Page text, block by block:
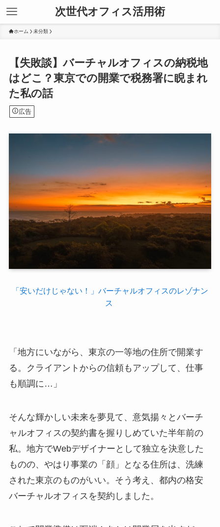
次世代オフィス活用術
ホーム 未分類
【失敗談】バーチャルオフィスの納税地
はどこ？東京での開業で税務署に睨まれ
た私の話
広告
「安いだけじゃない！」バーチャルオフィスのレゾナン
ス
「地方にいながら、東京の一等地の住所で開業す
る。クライアントからの信頼もアップして、仕事
も順調に…」
そんな輝かしい未来を夢見て、意気揚々とバーチ
ャルオフィスの契約書を握りしめていた半年前の
私。地方でWebデザイナーとして独立を決意した
ものの、やはり事業の「顔」となる住所は、洗練
された東京のものがいい。そう考え、都内の格安
バーチャルオフィスを契約しました。